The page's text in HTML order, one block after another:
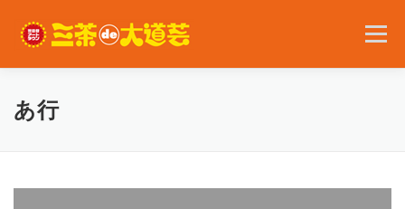
メニュー
2026年の開催内容
あ行